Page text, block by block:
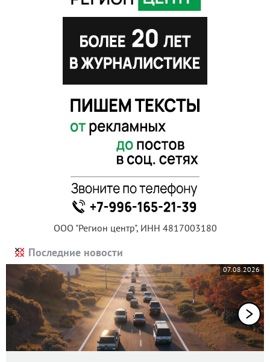
ООО "Регион центр", ИНН 4817003180
Последние новости
07.08.2026